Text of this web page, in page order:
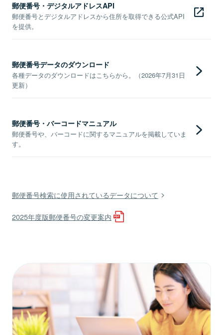
郵便番号・デジタルアドレスAPI
郵便番号とデジタルアドレスから住所を取得できる公式API
を提供。
郵便番号データのダウンロード
各種データのダウンロードはこちらから。（2026年7月31日
更新）
郵便番号・バーコードマニュアル
郵便番号や、バーコードに関するマニュアルを掲載していま
す。
郵便番号検索に使用されているデータについて
2025年度版郵便番号の変更案内